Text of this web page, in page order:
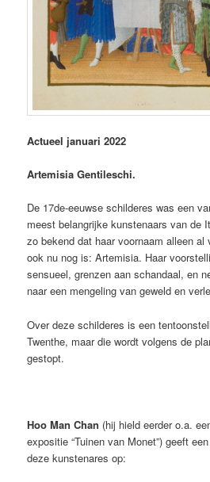
Actueel januari 2022
Artemisia Gentileschi.
De 17de-eeuwse schilderes was een
meest belangrijke kunstenaars van de
zo bekend dat haar voornaam alleen al
ook nu nog is: Artemisia. Haar
sensueel, grenzen aan schandaal, en
naar een mengeling van geweld en
Over deze schilderes is een
Twenthe, maar die wordt volgens de
gestopt.
Hoo Man Chan (hij hield eerder o.a.
expositie “Tuinen van Monet”) geeft
deze kunstenares op: